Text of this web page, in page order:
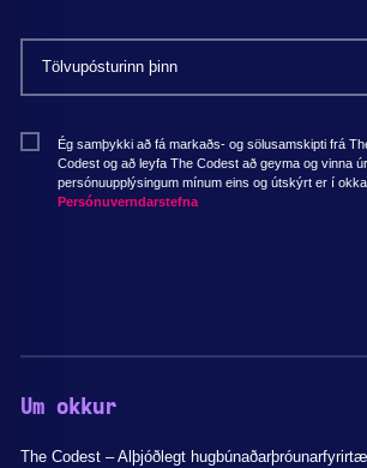
Ég samþykki að fá markaðs- og sölusamskipti frá
Codest og að leyfa The Codest að geyma og vinna úr
persónuupplýsingum mínum eins og útskýrt er í
Persónuverndarstefna
Um okkur
The Codest – Alþjóðlegt